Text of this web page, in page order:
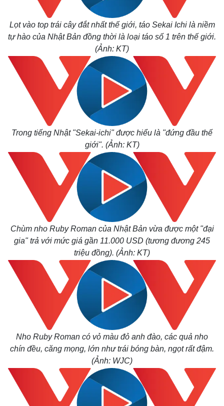
Lọt vào top trái cây đắt nhất thế giới, táo Sekai Ichi là niềm
tự hào của Nhật Bản đồng thời là loại táo số 1 trên thế giới.
(Ảnh: KT)
Trong tiếng Nhật "Sekai-ichi" được hiểu là "đứng đầu thế
giới". (Ảnh: KT)
Chùm nho Ruby Roman của Nhật Bản vừa được một "đại
gia" trả với mức giá gần 11.000 USD (tương đương 245
triệu đồng). (Ảnh: KT)
Nho Ruby Roman có vỏ màu đỏ anh đào, các quả nho
chín đều, căng mọng, lớn như trái bóng bàn, ngọt rất đậm.
(Ảnh: WJC)